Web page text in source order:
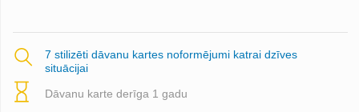
7 stilizēti dāvanu kartes noformējumi katrai dzīves
situācijai
Dāvanu karte derīga 1 gadu